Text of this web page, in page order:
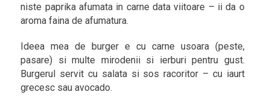
niste paprika afumata in carne data viitoare – ii da o
aroma faina de afumatura.
Ideea mea de burger e cu carne usoara (peste,
pasare) si multe mirodenii si ierburi pentru gust.
Burgerul servit cu salata si sos racoritor – cu iaurt
grecesc sau avocado.